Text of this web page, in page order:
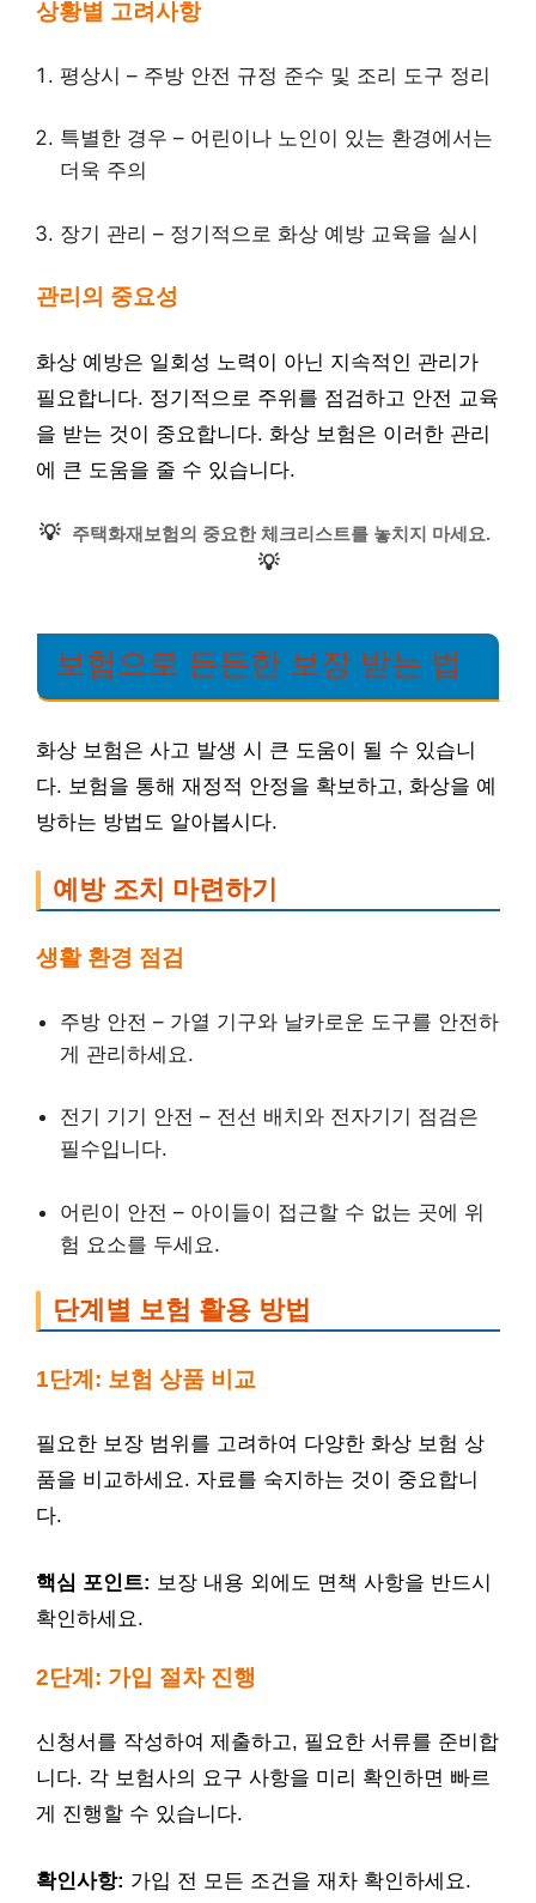
상황별 고려사항
평상시 – 주방 안전 규정 준수 및 조리 도구 정리
특별한 경우 – 어린이나 노인이 있는 환경에서는
더욱 주의
장기 관리 – 정기적으로 화상 예방 교육을 실시
관리의 중요성
화상 예방은 일회성 노력이 아닌 지속적인 관리가
필요합니다. 정기적으로 주위를 점검하고 안전 교육
을 받는 것이 중요합니다. 화상 보험은 이러한 관리
에 큰 도움을 줄 수 있습니다.
💡 주택화재보험의 중요한 체크리스트를 놓치지 마세요.
💡
보험으로 든든한 보장 받는 법
화상 보험은 사고 발생 시 큰 도움이 될 수 있습니
다. 보험을 통해 재정적 안정을 확보하고, 화상을 예
방하는 방법도 알아봅시다.
예방 조치 마련하기
생활 환경 점검
주방 안전 – 가열 기구와 날카로운 도구를 안전하
게 관리하세요.
전기 기기 안전 – 전선 배치와 전자기기 점검은
필수입니다.
어린이 안전 – 아이들이 접근할 수 없는 곳에 위
험 요소를 두세요.
단계별 보험 활용 방법
1단계: 보험 상품 비교
필요한 보장 범위를 고려하여 다양한 화상 보험 상
품을 비교하세요. 자료를 숙지하는 것이 중요합니
다.
핵심 포인트: 보장 내용 외에도 면책 사항을 반드시
확인하세요.
2단계: 가입 절차 진행
신청서를 작성하여 제출하고, 필요한 서류를 준비합
니다. 각 보험사의 요구 사항을 미리 확인하면 빠르
게 진행할 수 있습니다.
확인사항: 가입 전 모든 조건을 재차 확인하세요.